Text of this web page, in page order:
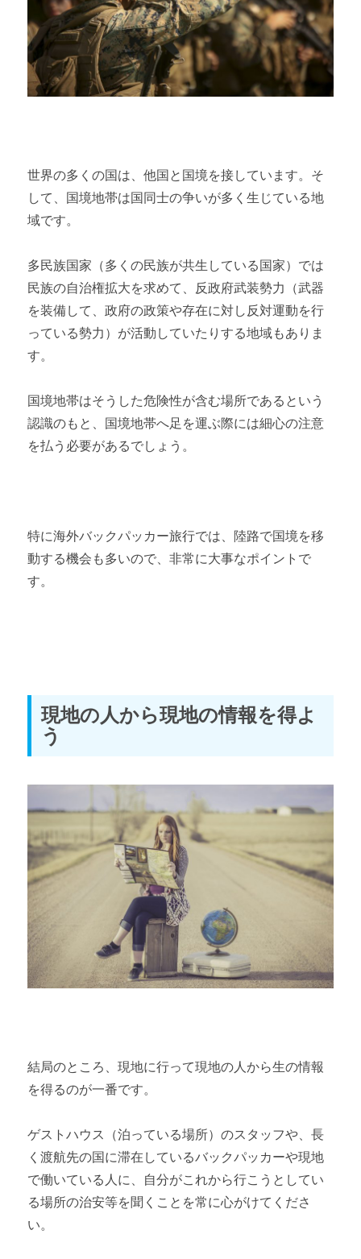
世界の多くの国は、他国と国境を接しています。そ
して、国境地帯は国同士の争いが多く生じている地
域です。
多民族国家（多くの民族が共生している国家）では
民族の自治権拡大を求めて、反政府武装勢力（武器
を装備して、政府の政策や存在に対し反対運動を行
っている勢力）が活動していたりする地域もありま
す。
国境地帯はそうした危険性が含む場所であるという
認識のもと、国境地帯へ足を運ぶ際には細心の注意
を払う必要があるでしょう。
特に海外バックパッカー旅行では、陸路で国境を移
動する機会も多いので、非常に大事なポイントで
す。
現地の人から現地の情報を得よ
う
結局のところ、現地に行って現地の人から生の情報
を得るのが一番です。
ゲストハウス（泊っている場所）のスタッフや、長
く渡航先の国に滞在しているバックパッカーや現地
で働いている人に、自分がこれから行こうとしてい
る場所の治安等を聞くことを常に心がけてくださ
い。